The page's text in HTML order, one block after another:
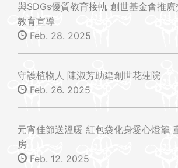
與SDGs優質教育接軌 創世基金會推
教育宣導
Feb. 28. 2025
守護植物人 陳淑芳助建創世花蓮院
Feb. 26. 2025
元宵佳節送溫暖 紅包袋化身愛心燈籠
房
Feb. 12. 2025